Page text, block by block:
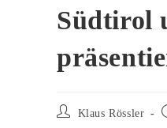
Südtirol
Beitrags-Klaus Rössler